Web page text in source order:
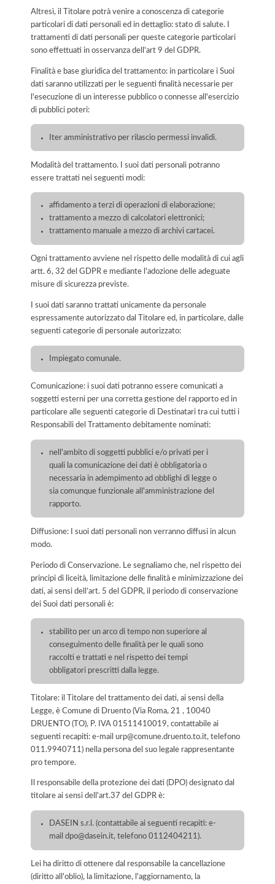
Altresì, il Titolare potrà venire a conoscenza di categorie
particolari di dati personali ed in dettaglio: stato di salute. I
trattamenti di dati personali per queste categorie particolari
sono effettuati in osservanza dell'art 9 del GDPR.
Finalità e base giuridica del trattamento: in particolare i Suoi
dati saranno utilizzati per le seguenti finalità necessarie per
l'esecuzione di un interesse pubblico o connesse all'esercizio
di pubblici poteri:
Iter amministrativo per rilascio permessi invalidi.
Modalità del trattamento. I suoi dati personali potranno
essere trattati nei seguenti modi:
affidamento a terzi di operazioni di elaborazione;
trattamento a mezzo di calcolatori elettronici;
trattamento manuale a mezzo di archivi cartacei.
Ogni trattamento avviene nel rispetto delle modalità di cui agli
artt. 6, 32 del GDPR e mediante l'adozione delle adeguate
misure di sicurezza previste.
I suoi dati saranno trattati unicamente da personale
espressamente autorizzato dal Titolare ed, in particolare, dalle
seguenti categorie di personale autorizzato:
Impiegato comunale.
Comunicazione: i suoi dati potranno essere comunicati a
soggetti esterni per una corretta gestione del rapporto ed in
particolare alle seguenti categorie di Destinatari tra cui tutti i
Responsabili del Trattamento debitamente nominati:
nell'ambito di soggetti pubblici e/o privati per i
quali la comunicazione dei dati è obbligatoria o
necessaria in adempimento ad obblighi di legge o
sia comunque funzionale all'amministrazione del
rapporto.
Diffusione: I suoi dati personali non verranno diffusi in alcun
modo.
Periodo di Conservazione. Le segnaliamo che, nel rispetto dei
principi di liceità, limitazione delle finalità e minimizzazione dei
dati, ai sensi dell’art. 5 del GDPR, il periodo di conservazione
dei Suoi dati personali è:
stabilito per un arco di tempo non superiore al
conseguimento delle finalità per le quali sono
raccolti e trattati e nel rispetto dei tempi
obbligatori prescritti dalla legge.
Titolare: il Titolare del trattamento dei dati, ai sensi della
Legge, è Comune di Druento (Via Roma, 21 , 10040
DRUENTO (TO), P. IVA 01511410019, contattabile ai
seguenti recapiti: e-mail urp@comune.druento.to.it, telefono
011.9940711) nella persona del suo legale rappresentante
pro tempore.
Il responsabile della protezione dei dati (DPO) designato dal
titolare ai sensi dell'art.37 del GDPR è:
DASEIN s.r.l. (contattabile ai seguenti recapiti: e-
mail dpo@dasein.it, telefono 0112404211).
Lei ha diritto di ottenere dal responsabile la cancellazione
(diritto all'oblio), la limitazione, l'aggiornamento, la